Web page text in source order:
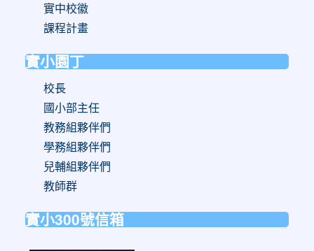
實中校徽
課程計畫
實小園丁
校長
國小部主任
教務組夥伴們
學務組夥伴們
兒輔組夥伴們
教師群
實小300號信箱